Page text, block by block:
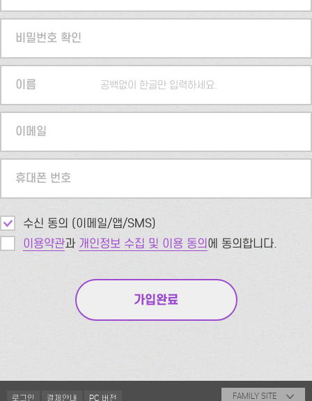
비밀번호 확인
이름 공백없이 한글만 입력하세요.
이메일
휴대폰 번호
수신 동의 (이메일/앱/SMS)
이용약관과 개인정보 수집 및 이용 동의에 동의합니다.
로그인 결제안내 PC 버전 FAMILY SITE